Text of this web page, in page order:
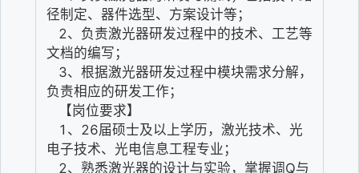
径制定、器件选型、方案设计等；
文档的编写；
负责相应的研发工作；
【岗位要求】
电子技术、光电信息工程专业；